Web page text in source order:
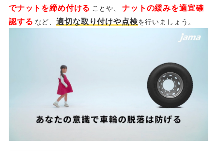
でナットを締め付ける ことや、
ナットの緩みを適宜確
認する など、適切な取り付けや点検を行いましょう。